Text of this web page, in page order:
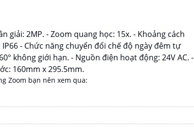
giải: 2MP. - Zoom quang học: 15x. - Khoảng cách
- Chức năng chuyển đổi chế độ ngày đêm tự
không giới hạn. - Nguồn điện hoạt động: 24V AC. -
160mm x 295.5mm.
Zoom bạn nên xem qua: